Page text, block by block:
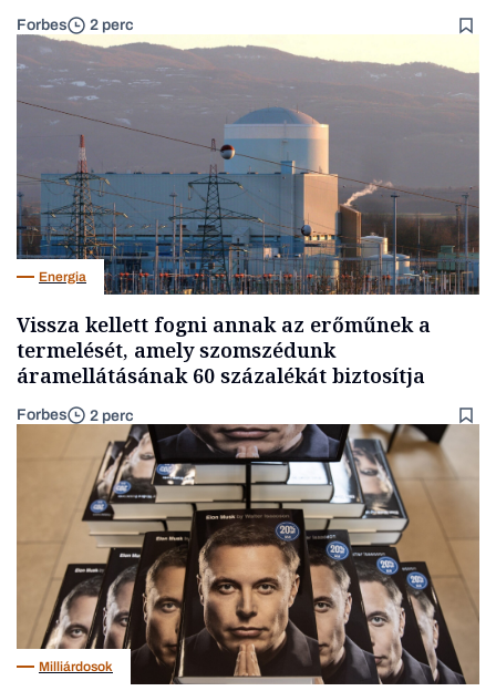
Forbes 2 perc
Energia
Vissza kellett fogni annak az erőműnek a
termelését, amely szomszédunk
áramellátásának 60 százalékát biztosítja
Forbes 2 perc
Milliárdosok